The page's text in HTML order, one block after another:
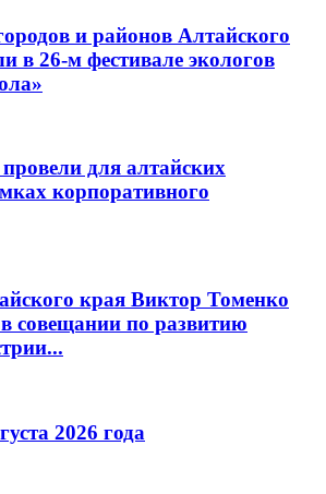
и районов Алтайского
в 26-м фестивале экологов
для алтайских
корпоративного
края Виктор Томенко
совещании по развитию
2026 года